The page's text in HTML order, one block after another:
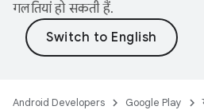
गलतियां हो सकती हैं.
Android Developers Google Play